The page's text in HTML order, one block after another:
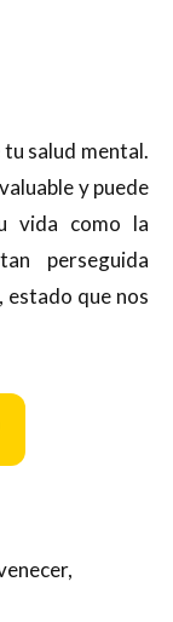
salud mental.
y puede
vida como la
perseguida
estado que nos
,